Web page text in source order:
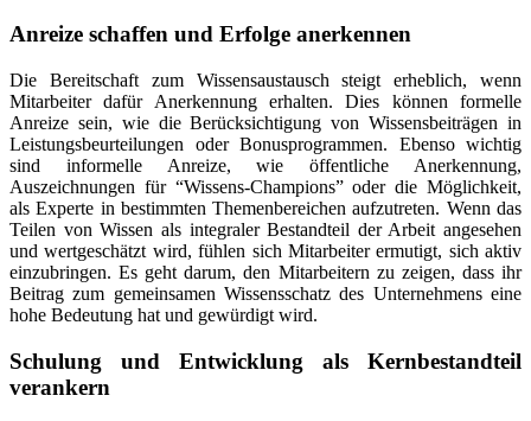
Anreize schaffen und Erfolge anerkennen
Die Bereitschaft zum Wissensaustausch steigt erheblich, wenn
Mitarbeiter dafür Anerkennung erhalten. Dies können formelle
Anreize sein, wie die Berücksichtigung von Wissensbeiträgen in
Leistungsbeurteilungen oder Bonusprogrammen. Ebenso wichtig
sind informelle Anreize, wie öffentliche Anerkennung,
Auszeichnungen für “Wissens-Champions” oder die Möglichkeit,
als Experte in bestimmten Themenbereichen aufzutreten. Wenn das
Teilen von Wissen als integraler Bestandteil der Arbeit angesehen
und wertgeschätzt wird, fühlen sich Mitarbeiter ermutigt, sich aktiv
einzubringen. Es geht darum, den Mitarbeitern zu zeigen, dass ihr
Beitrag zum gemeinsamen Wissensschatz des Unternehmens eine
hohe Bedeutung hat und gewürdigt wird.
Schulung und Entwicklung als Kernbestandteil
verankern